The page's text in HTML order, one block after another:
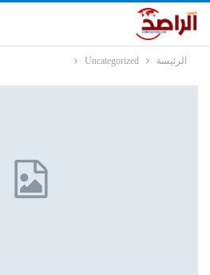
الرئيسة Uncategorized